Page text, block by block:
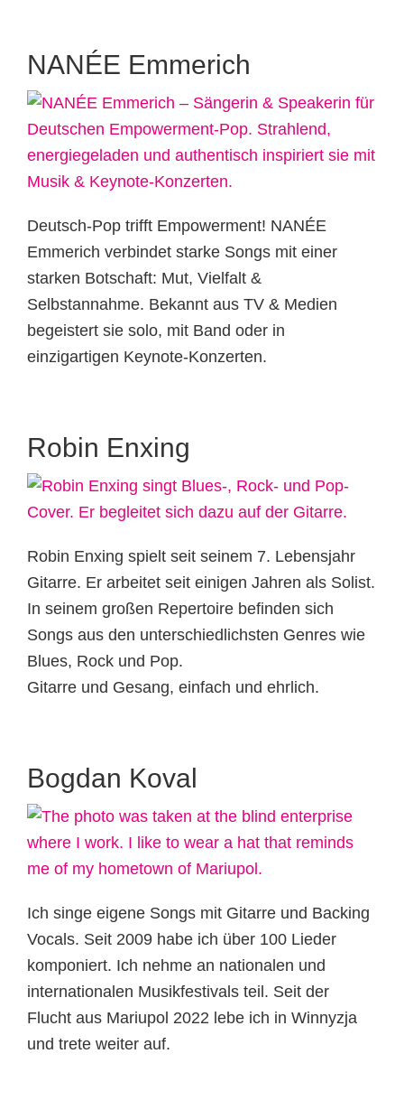
NANÉE Emmerich
Deutsch-Pop trifft Empowerment! NANÉE
Emmerich verbindet starke Songs mit einer
starken Botschaft: Mut, Vielfalt &
Selbstannahme. Bekannt aus TV & Medien
begeistert sie solo, mit Band oder in
einzigartigen Keynote-Konzerten.
Robin Enxing
Robin Enxing spielt seit seinem 7. Lebensjahr
Gitarre. Er arbeitet seit einigen Jahren als Solist.
In seinem großen Repertoire befinden sich
Songs aus den unterschiedlichsten Genres wie
Blues, Rock und Pop.
Gitarre und Gesang, einfach und ehrlich.
Bogdan Koval
Ich singe eigene Songs mit Gitarre und Backing
Vocals. Seit 2009 habe ich über 100 Lieder
komponiert. Ich nehme an nationalen und
internationalen Musikfestivals teil. Seit der
Flucht aus Mariupol 2022 lebe ich in Winnyzja
und trete weiter auf.